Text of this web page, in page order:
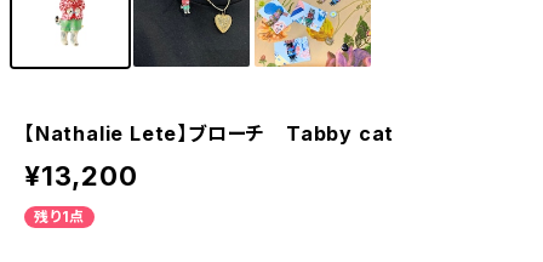
【Nathalie Lete】ブローチ Tabby cat
¥13,200
残り1点